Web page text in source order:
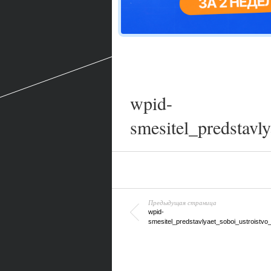
wpid-
Предыдущая страница
wpid-